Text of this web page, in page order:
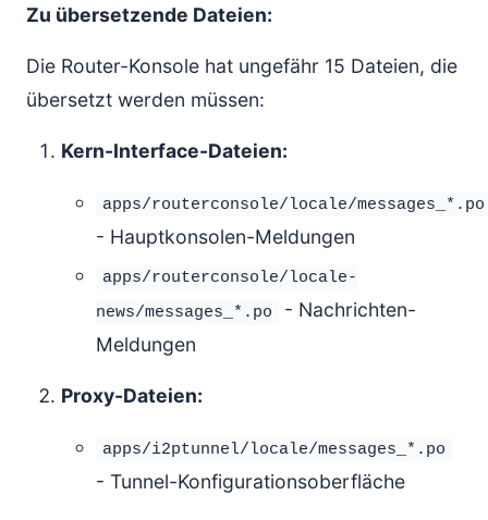
Zu übersetzende Dateien:
Die Router-Konsole hat ungefähr 15 Dateien, die
übersetzt werden müssen:
Kern-Interface-Dateien:
apps/routerconsole/locale/messages_*.po
- Hauptkonsolen-Meldungen
apps/routerconsole/locale-
news/messages_*.po
- Nachrichten-
Meldungen
Proxy-Dateien:
apps/i2ptunnel/locale/messages_*.po
- Tunnel-Konfigurationsoberfläche